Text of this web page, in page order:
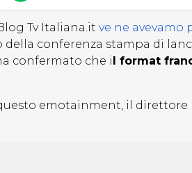
Tv Italiana.it ve ne avevamo
della conferenza stampa di
confermato che il format
emotainment, il